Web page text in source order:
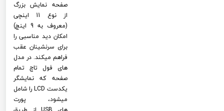
صفحه نمایش بزرگ
از نوع 11 اینچی
(معروف به 9 اینچ)
امکان دید مناسبی را
برای سرنشینان عقب
فراهم میکند. در مدل
های فول تاچ تمام
صفحه که نمایشگر
یکدست LCD را شامل
میشود، پورت